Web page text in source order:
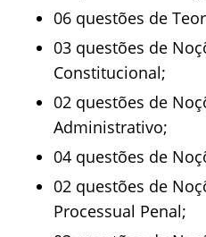
06 questões de
03 questões de
Constitucional;
02 questões de
Administrativo;
04 questões de
02 questões de
Processual Penal;